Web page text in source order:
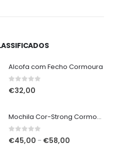
Alcofa com Fecho Cormoura
0out of 5
€32,00
Mochila Cor-Strong Cormoura
0out of 5
€45,00 – €58,00